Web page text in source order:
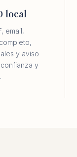
local
email,
y aviso
y